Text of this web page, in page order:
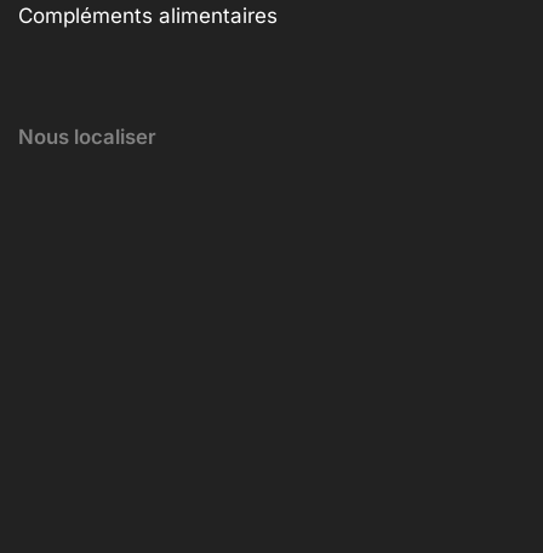
Compléments alimentaires
Nous localiser